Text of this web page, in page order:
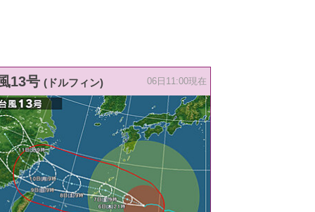
13号 (ドルフィン) 06日11:00現在